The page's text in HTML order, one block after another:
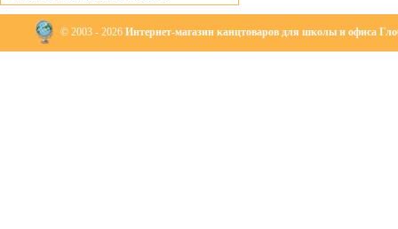
© 2003 - 2026 Интернет-магазин канцтоваров для школы и офиса